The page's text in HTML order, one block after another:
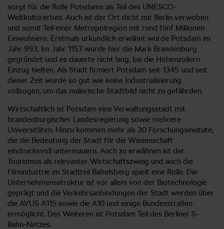
sorgt für die Rolle Potsdams als Teil des UNESCO-
Weltkulturerbes. Auch ist der Ort dicht mit Berlin verwoben
und somit Teil einer Metropolregion mit rund fünf Millionen
Einwohnern. Erstmals urkundlich erwähnt wurde Potsdam im
Jahr 993. Im Jahr 1157 wurde hier die Mark Brandenburg
gegründet und es dauerte nicht lang, bis die Hohenzollern
Einzug hielten. Als Stadt firmiert Potsdam seit 1345 und seit
dieser Zeit wurde so gut wie keine Industrialisierung
vollzogen, um das malerische Stadtbild nicht zu gefährden.
Wirtschaftlich ist Potsdam eine Verwaltungsstadt mit
brandenburgischer Landesregierung sowie mehrere
Universitäten. Hinzu kommen mehr als 30 Forschungsinsitute,
die die Bedeutung der Stadt für die Wissenschaft
eindrucksvoll untermauern. Auch zu erwähnen ist der
Tourismus als relevanter Wirtschaftszweig und auch die
Filmindustrie im Stadtteil Babelsberg spielt eine Rolle. Die
Unternehmensstruktur ist vor allem von der Biotechnologie
geprägt und die Verkehrsanbindungen der Stadt werden über
die AVUS A115 sowie die A10 und einige Bundesstraßen
ermöglicht. Des Weiteren ist Potsdam Teil des Berliner S-
Bahn-Netzes.